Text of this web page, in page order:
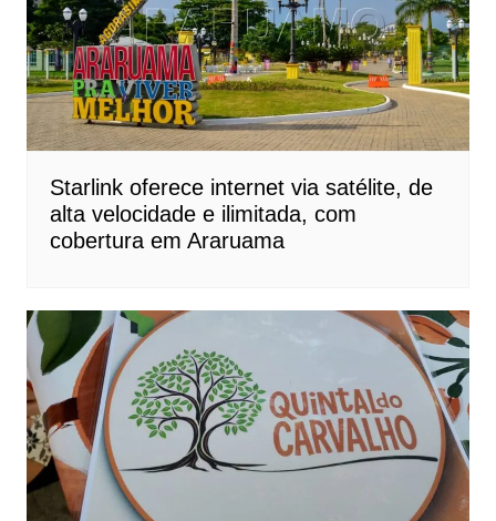
Starlink oferece internet via satélite, de
alta velocidade e ilimitada, com
cobertura em Araruama